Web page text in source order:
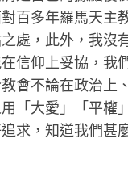
百多年羅馬天主
處，此外，我沒
信仰上妥協，我
會不論在政治上
「大愛」「平權
求，知道我們甚